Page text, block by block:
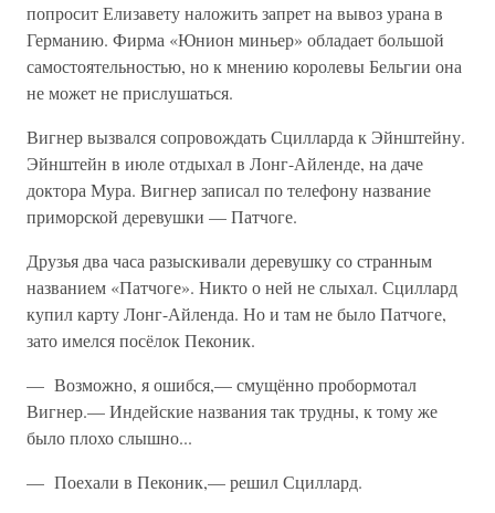
попросит Елизавету наложить запрет на вывоз урана в
Германию. Фирма «Юнион миньер» обладает большой
самостоятельностью, но к мнению королевы Бельгии она
не может не прислушаться.
Вигнер вызвался сопровождать Сцилларда к Эйнштейну.
Эйнштейн в июле отдыхал в Лонг-Айленде, на даче
доктора Мура. Вигнер записал по телефону название
приморской деревушки — Патчоге.
Друзья два часа разыскивали деревушку со странным
названием «Патчоге». Никто о ней не слыхал. Сциллард
купил карту Лонг-Айленда. Но и там не было Патчоге,
зато имелся посёлок Пеконик.
— Возможно, я ошибся,— смущённо пробормотал
Вигнер.— Индейские названия так трудны, к тому же
было плохо слышно...
— Поехали в Пеконик,— решил Сциллард.